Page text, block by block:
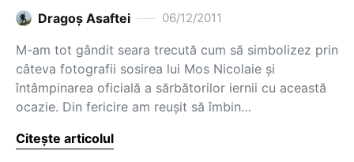
Dragoş Asaftei 06/12/2011
M-am tot gândit seara trecută cum să simbolizez prin
câteva fotografii sosirea lui Mos Nicolaie și
întâmpinarea oficială a sărbătorilor iernii cu această
ocazie. Din fericire am reușit să îmbin…
Citește articolul